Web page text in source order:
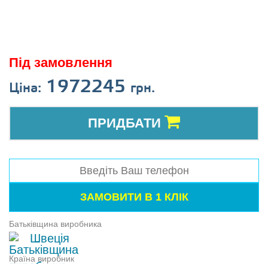
Під замовлення
Ціна: 1972245 грн.
ПРИДБАТИ
Батьківщина виробника
Швеція
Країна виробник